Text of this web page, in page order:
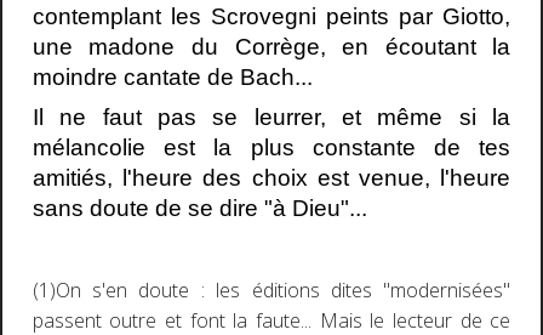
contemplant les Scrovegni peints par Giotto,
une madone du Corrège, en écoutant la
moindre cantate de Bach...
Il ne faut pas se leurrer, et même si la
mélancolie est la plus constante de tes
amitiés, l'heure des choix est venue, l'heure
sans doute de se dire "à Dieu"...
(1)On s'en doute : les éditions dites "modernisées"
passent outre et font la faute... Mais le lecteur de ce